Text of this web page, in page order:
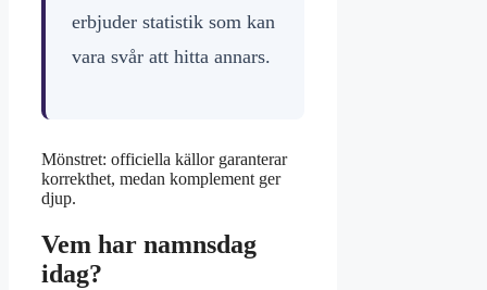
erbjuder statistik som kan
vara svår att hitta annars.
Mönstret: officiella källor garanterar
korrekthet, medan komplement ger
djup.
Vem har namnsdag
idag?